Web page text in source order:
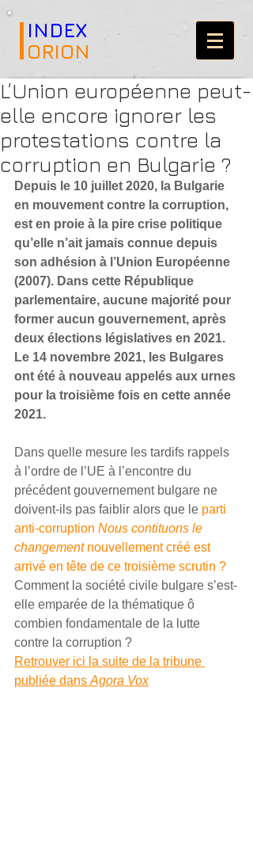
INDEX
ORION
L’Union européenne peut-
elle encore ignorer les
protestations contre la
corruption en Bulgarie ?
Depuis le 10 juillet 2020, la Bulgarie
en mouvement contre la corruption,
est en proie à la pire crise politique
qu’elle n’ait jamais connue depuis
son adhésion à l’Union Européenne
(2007). Dans cette République
parlementaire, aucune majorité pour
former aucun gouvernement, après
deux élections législatives en 2021.
Le 14 novembre 2021, les Bulgares
ont été à nouveau appelés aux urnes
pour la troisième fois en cette année
2021.
Dans quelle mesure les tardifs rappels
à l’ordre de l’UE à l’encontre du
précédent gouvernement bulgare ne
doivent-ils pas faiblir alors que le parti
anti-corruption Nous contituons le
changement nouvellement créé est
arrivé en tête de ce troisième scrutin ?
Comment la société civile bulgare s’est-
elle emparée de la thématique ô
combien fondamentale de la lutte
contre la corruption ?
Retrouver ici la suite de la tribune
publiée dans Agora Vox